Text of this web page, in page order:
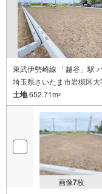
東武伊勢崎線 「越谷」駅
埼玉県さいたま市岩槻区
土地652.71m2
画像7枚